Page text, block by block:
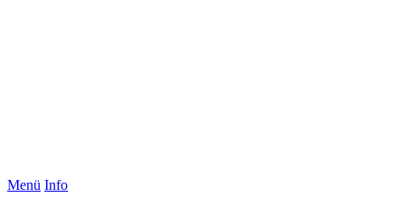
Menü Info